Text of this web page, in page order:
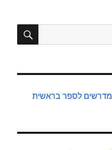
מדרשים לספר בראשית